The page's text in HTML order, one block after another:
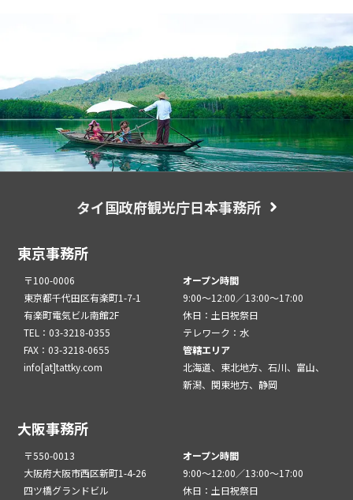
タイ国政府観光庁日本事務所
東京事務所
〒100-0006
東京都千代田区有楽町1-7-1
有楽町電気ビル南館2F
TEL：03-3218-0355
FAX：03-3218-0655
info[at]tattky.com
オープン時間
9:00～12:00／13:00～17:00
休日：土日祝祭日
テレワーク：水
管轄エリア
北海道、東北地方、石川、富山、
新潟、関東地方、静岡
大阪事務所
〒550-0013
大阪府大阪市西区新町1-4-26
四ツ橋グランドビル
オープン時間
9:00～12:00／13:00～17:00
休日：土日祝祭日